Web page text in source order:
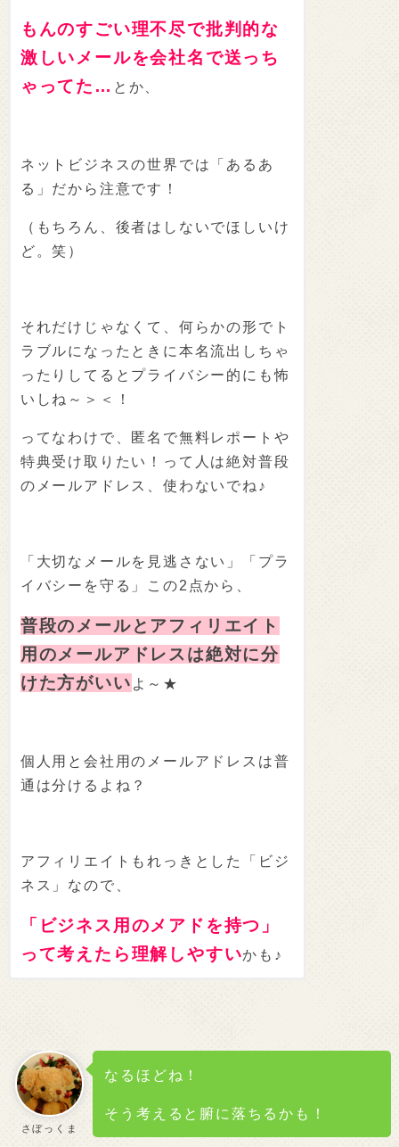
もんのすごい理不尽で批判的な
激しいメールを会社名で送っち
ゃってた… とか、
ネットビジネスの世界では「あるあ
る」だから注意です！
（もちろん、後者はしないでほしいけ
ど。笑）
それだけじゃなくて、何らかの形でト
ラブルになったときに本名流出しちゃ
ったりしてるとプライバシー的にも怖
いしね～＞＜！
ってなわけで、匿名で無料レポートや
特典受け取りたい！って人は絶対普段
のメールアドレス、使わないでね♪
「大切なメールを見逃さない」「プラ
イバシーを守る」この2点から、
普段のメールとアフィリエイト
用のメールアドレスは絶対に分
けた方がいい よ～★
個人用と会社用のメールアドレスは普
通は分けるよね？
アフィリエイトもれっきとした「ビジ
ネス」なので、
「ビジネス用のメアドを持つ」
って考えたら理解しやすいかも♪
さぼっくま
なるほどね！
そう考えると腑に落ちるかも！